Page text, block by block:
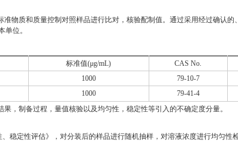
物质和质量控制对照样品进行比对，核验配制值。通过采用经过确认
位。
标准值(μg/mL) CAS No.
1000 79-10-7
1000 79-41-4
，制备过程，量值核验以及均匀性，稳定性等引入的不确定度分量。
、稳定性评估》，对分装后的样品进行随机抽样，对溶液浓度进行均匀